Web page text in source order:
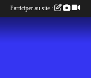
Participer au site :